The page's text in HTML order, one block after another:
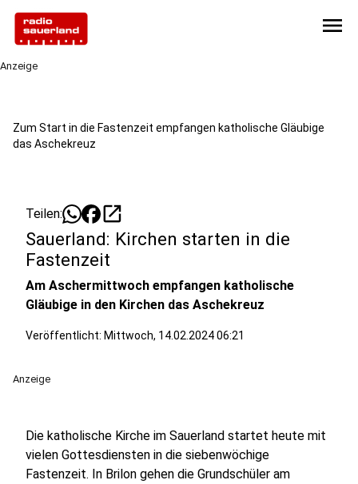
menu
Anzeige
Zum Start in die Fastenzeit empfangen katholische Gläubige
das Aschekreuz
Teilen: open_in_new
Sauerland: Kirchen starten in die
Fastenzeit
Am Aschermittwoch empfangen katholische
Gläubige in den Kirchen das Aschekreuz
Veröffentlicht: Mittwoch, 14.02.2024 06:21
Anzeige
Die katholische Kirche im Sauerland startet heute mit
vielen Gottesdiensten in die siebenwöchige
Fastenzeit. In Brilon gehen die Grundschüler am